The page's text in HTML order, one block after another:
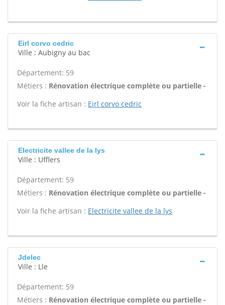
Eirl corvo cedric
Ville : Aubigny au bac
Département: 59
Métiers : Rénovation électrique complète ou partielle -
Voir la fiche artisan : Eirl corvo cedric
Electricite vallee de la lys
Ville : Ufflers
Département: 59
Métiers : Rénovation électrique complète ou partielle -
Voir la fiche artisan : Electricite vallee de la lys
Jdelec
Ville : Lle
Département: 59
Métiers : Rénovation électrique complète ou partielle -